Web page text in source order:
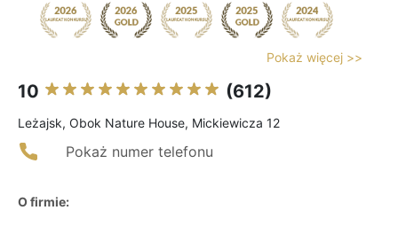
Pokaż więcej >>
10 (612)
Leżajsk, Obok Nature House, Mickiewicza 12
Pokaż numer telefonu
O firmie: